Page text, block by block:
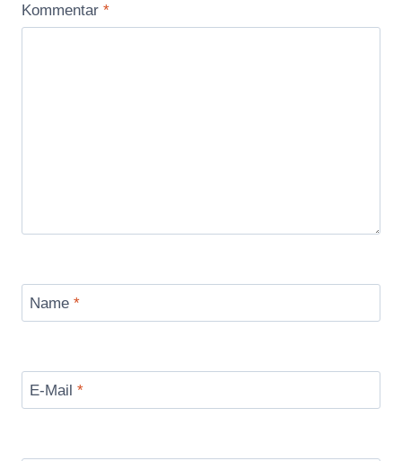
Kommentar *
Name *
E-Mail *